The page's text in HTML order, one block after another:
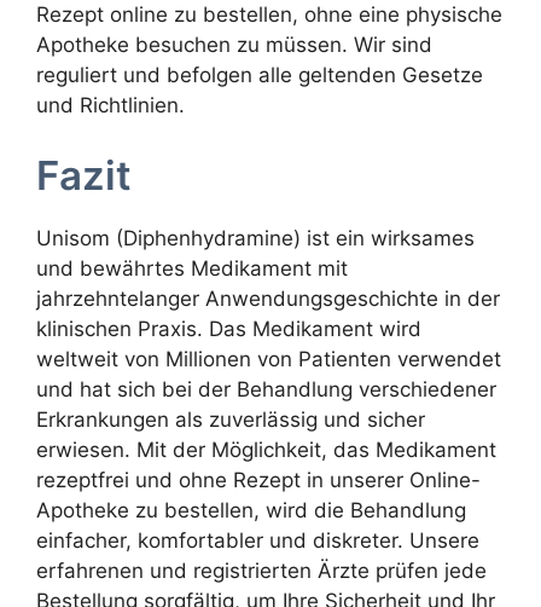
Rezept online zu bestellen, ohne eine physische
Apotheke besuchen zu müssen. Wir sind
reguliert und befolgen alle geltenden Gesetze
und Richtlinien.
Fazit
Unisom (Diphenhydramine) ist ein wirksames
und bewährtes Medikament mit
jahrzehntelanger Anwendungsgeschichte in der
klinischen Praxis. Das Medikament wird
weltweit von Millionen von Patienten verwendet
und hat sich bei der Behandlung verschiedener
Erkrankungen als zuverlässig und sicher
erwiesen. Mit der Möglichkeit, das Medikament
rezeptfrei und ohne Rezept in unserer Online-
Apotheke zu bestellen, wird die Behandlung
einfacher, komfortabler und diskreter. Unsere
erfahrenen und registrierten Ärzte prüfen jede
Bestellung sorgfältig, um Ihre Sicherheit und Ihr